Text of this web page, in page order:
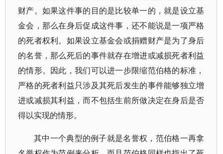
财产。如果这件事的目的是比较单一的，就是设立基
金会，那么在身后促成这件事，还不能说是一项严格
的死者权利。如果设立基金会或捐赠财产是为了身后
的名誉，那么死后的事件就存在增进或减损死者利益
的情形。因此，我们可以进一步限缩范伯格的标准，
严格的死者利益只涉及其死后发生的事件能够独立增
进或减损其利益，而不包括生前所做决定在身后是否
得以实现的情形。
其中一个典型的例子就是名誉权，范伯格一再拿